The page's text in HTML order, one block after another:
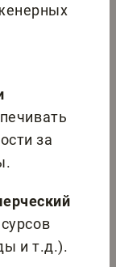
за
и т.д.).